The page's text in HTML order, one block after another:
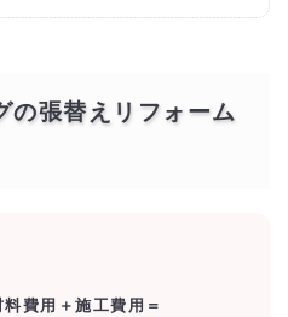
リングを張り替えるおすす
ックフローリング」
ォームを激安・格安でする
の張替えリフォーム
料費用＋施工費用＝